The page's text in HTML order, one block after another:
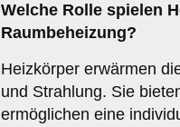
Welche Rolle spielen
Raumbeheizung?
Heizkörper erwärmen
und Strahlung. Sie
ermöglichen eine